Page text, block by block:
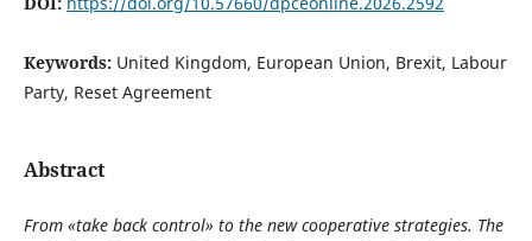
Keywords: United Kingdom, European Union, Brexit, Labour
Party, Reset Agreement
Abstract
From «take back control» to the new cooperative strategies. The